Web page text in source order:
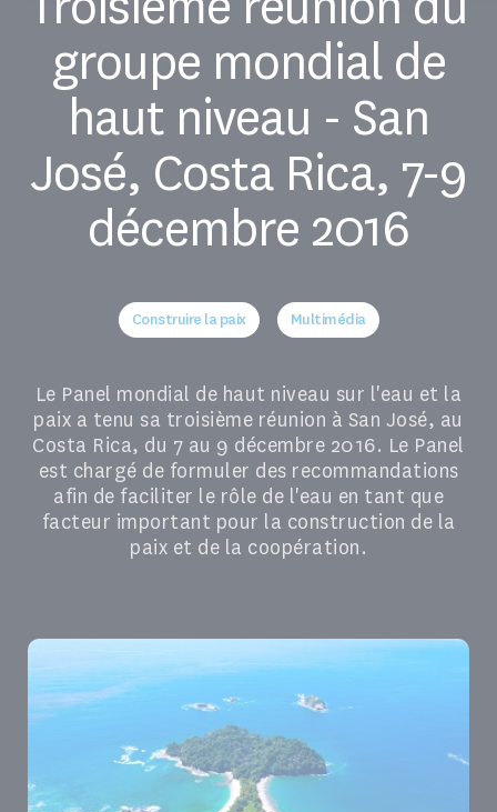
groupe mondial de
haut niveau - San
José, Costa Rica, 7-9
décembre 2016
Construire la paix Multimédia
Le Panel mondial de haut niveau sur l'eau et la
paix a tenu sa troisième réunion à San José, au
Costa Rica, du 7 au 9 décembre 2016. Le Panel
est chargé de formuler des recommandations
afin de faciliter le rôle de l'eau en tant que
facteur important pour la construction de la
paix et de la coopération.